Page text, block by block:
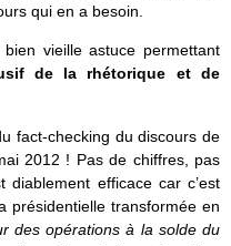
qui en a besoin.
vieille astuce permettant
de la rhétorique et de
fact-checking du discours de
2012 ! Pas de chiffres, pas
diablement efficace car c’est
présidentielle transformée en
des opérations à la solde du